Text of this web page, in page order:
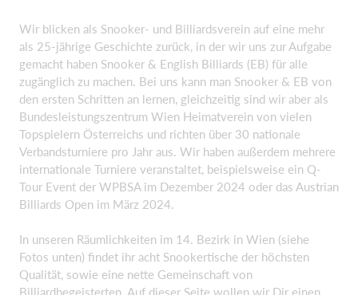
Wir blicken als Snooker- und Billiardsverein auf eine mehr
als 25-jährige Geschichte zurück, in der wir uns zur Aufgabe
gemacht haben Snooker & English Billiards (EB) für alle
zugänglich zu machen. Bei uns kann man Snooker & EB von
den ersten Schritten an lernen, gleichzeitig sind wir aber als
Bundesleistungszentrum Wien Heimatverein von vielen
Topspielern Österreichs und richten über 30 nationale
Verbandsturniere pro Jahr aus. Wir haben außerdem mehrere
internationale Turniere veranstaltet, beispielsweise ein Q-
Tour Event der WPBSA im Dezember 2024 oder das Austrian
Billiards Open im März 2024.
In unseren Räumlichkeiten im 14. Bezirk in Wien (siehe
Fotos unten) findet ihr acht Snookertische der höchsten
Qualität, sowie eine nette Gemeinschaft von
Billiardbegeisterten. Auf dieser Seite wollen wir Dir einen